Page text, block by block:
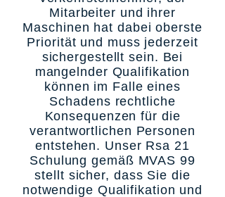
Mitarbeiter und ihrer
Maschinen hat dabei oberste
Priorität und muss jederzeit
sichergestellt sein. Bei
mangelnder Qualifikation
können im Falle eines
Schadens rechtliche
Konsequenzen für die
verantwortlichen Personen
entstehen. Unser Rsa 21
Schulung gemäß MVAS 99
stellt sicher, dass Sie die
notwendige Qualifikation und